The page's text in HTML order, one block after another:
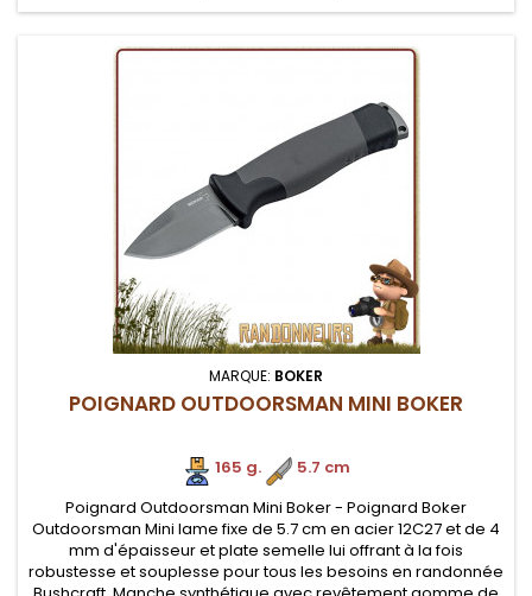
MARQUE: BOKER
POIGNARD OUTDOORSMAN MINI BOKER
165 g.
5.7 cm
Poignard Outdoorsman Mini Boker - Poignard Boker
Outdoorsman Mini lame fixe de 5.7 cm en acier 12C27 et de 4
mm d'épaisseur et plate semelle lui offrant à la fois
robustesse et souplesse pour tous les besoins en randonnée